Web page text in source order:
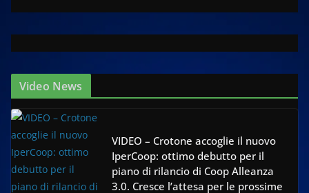
Video News
VIDEO – Crotone accoglie il nuovo
IperCoop: ottimo debutto per il
piano di rilancio di Coop Alleanza
3.0. Cresce l’attesa per le prossime